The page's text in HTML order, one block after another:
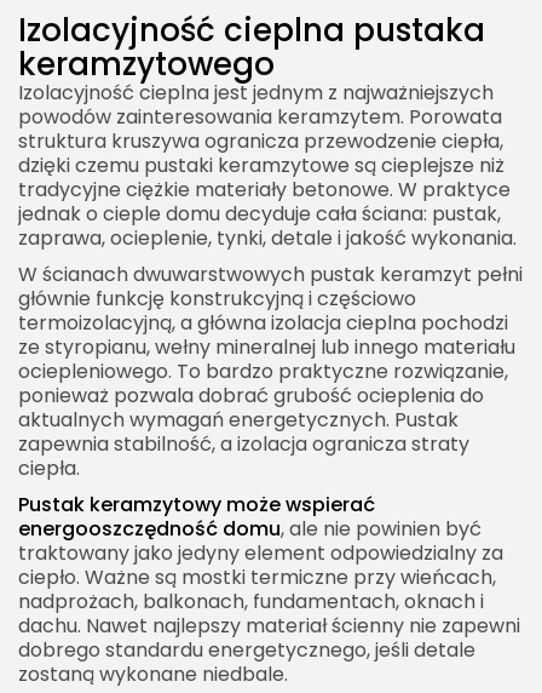
Izolacyjność cieplna pustaka
keramzytowego
Izolacyjność cieplna jest jednym z najważniejszych
powodów zainteresowania keramzytem. Porowata
struktura kruszywa ogranicza przewodzenie ciepła,
dzięki czemu pustaki keramzytowe są cieplejsze niż
tradycyjne ciężkie materiały betonowe. W praktyce
jednak o cieple domu decyduje cała ściana: pustak,
zaprawa, ocieplenie, tynki, detale i jakość wykonania.
W ścianach dwuwarstwowych pustak keramzyt pełni
głównie funkcję konstrukcyjną i częściowo
termoizolacyjną, a główna izolacja cieplna pochodzi
ze styropianu, wełny mineralnej lub innego materiału
ociepleniowego. To bardzo praktyczne rozwiązanie,
ponieważ pozwala dobrać grubość ocieplenia do
aktualnych wymagań energetycznych. Pustak
zapewnia stabilność, a izolacja ogranicza straty
ciepła.
Pustak keramzytowy może wspierać
energooszczędność domu, ale nie powinien być
traktowany jako jedyny element odpowiedzialny za
ciepło. Ważne są mostki termiczne przy wieńcach,
nadprożach, balkonach, fundamentach, oknach i
dachu. Nawet najlepszy materiał ścienny nie zapewni
dobrego standardu energetycznego, jeśli detale
zostaną wykonane niedbale.